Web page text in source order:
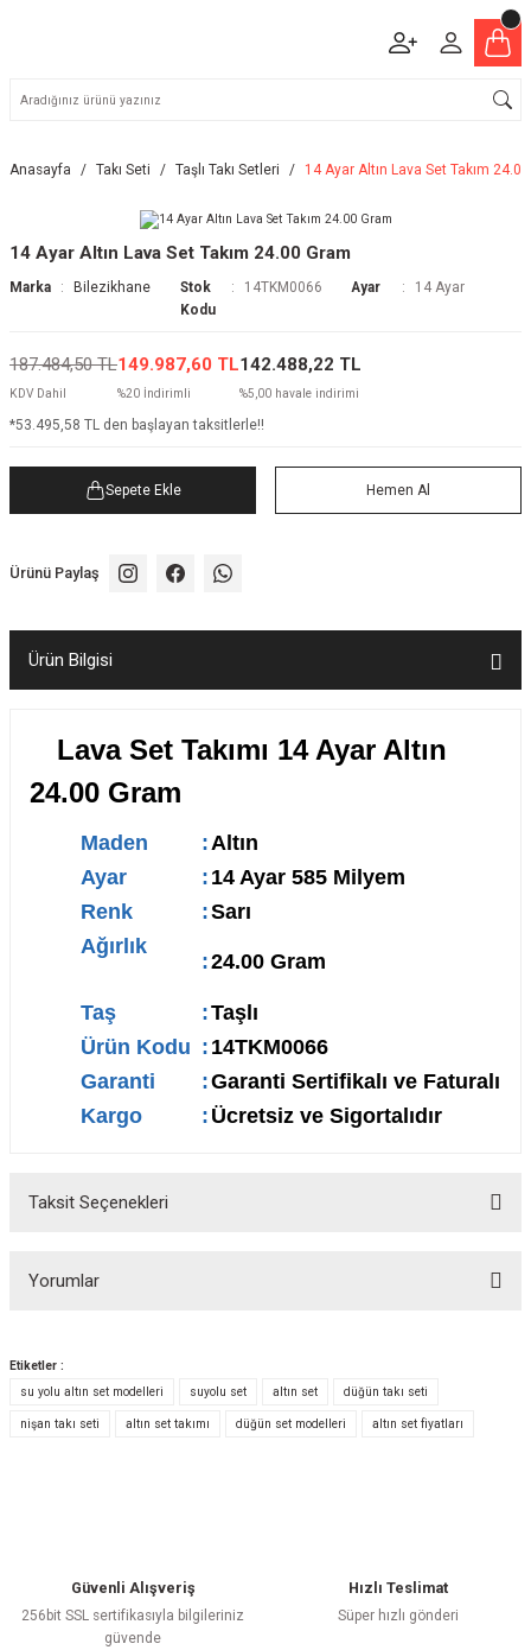
Anasayfa Takı Seti Taşlı Takı Setleri 14 Ayar Altın Lava Set Takım
14 Ayar Altın Lava Set Takım 24.00 Gram
Marka Bilezikhane
Stok
Kodu
14TKM0066 Ayar 14 Ayar
187.484,50 TL
KDV Dahil
149.987,60 TL
%20 İndirimli
142.488,22 TL
%5,00 havale indirimi
*53.495,58 TL den başlayan taksitlerle!!
Sepete Ekle Hemen Al
Ürünü Paylaş
Ürün Bilgisi
Lava Set Takımı 14 Ayar Altın
24.00 Gram
Maden :Altın
Ayar
: 14 Ayar 585 Milyem
Renk
:Sarı
Ağırlık
:24.00 Gram
Taş :Taşlı
Ürün Kodu : 14TKM0066
Garanti
:Garanti Sertifikalı ve Faturalı
Kargo
: Ücretsiz ve Sigortalıdır
Taksit Seçenekleri
Yorumlar
Bu ürüne ilk yorumu siz yapın!
Etiketler :
su yolu altın set modelleri
suyolu set altın set düğün takı seti
nişan takı seti altın set takımı düğün set modelleri altın set fiyatları
Güvenli Alışveriş
256bit SSL sertifikasıyla bilgileriniz
güvende
Hızlı Teslimat
Süper hızlı gönderi